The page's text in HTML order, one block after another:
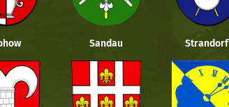
Sandau Strandorf